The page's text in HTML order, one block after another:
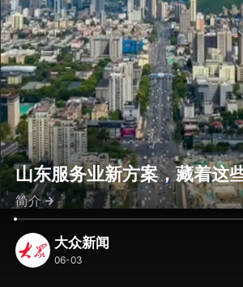
山东服务业新方案，藏着这
简介
大众新闻
06-03